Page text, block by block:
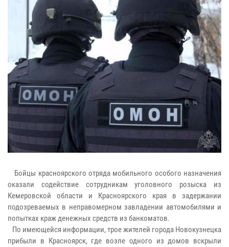
Бойцы красноярского отряда мобильного особого назначения
оказали содействие сотрудникам уголовного розыска из
Кемеровской области и Красноярского края в задержании
подозреваемых в неправомерном завладении автомобилями и
попытках краж денежных средств из банкоматов.
По имеющейся информации, трое жителей города Новокузнецка
прибыли в Красноярск, где возле одного из домов вскрыли